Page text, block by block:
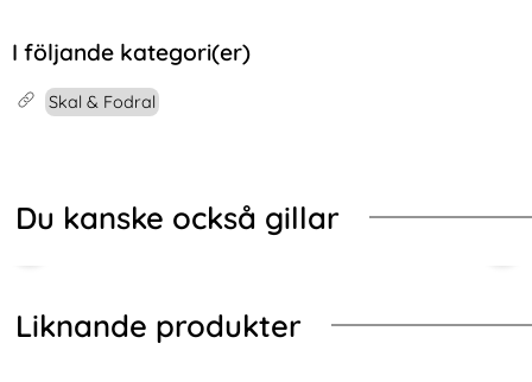
I följande kategori(er)
Skal & Fodral
Du kanske också gillar
Liknande produkter